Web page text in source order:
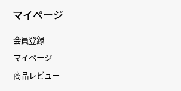
マイページ
会員登録
マイページ
商品レビュー